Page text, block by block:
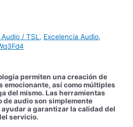
/ TSL , Excelencia Audio,
permiten una creación de
emocionante, así como múltiples
del mismo. Las herramientas
de audio son simplemente
a garantizar la calidad del
servicio.